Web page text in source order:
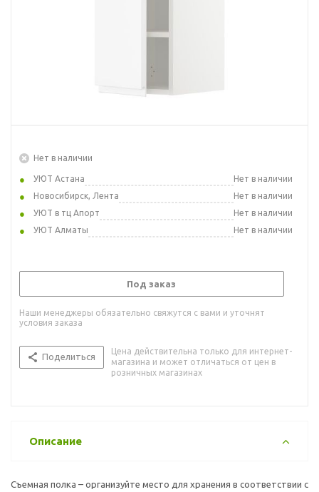
Нет в наличии
УЮТ Астана
Нет в наличии
Новосибирск, Лента
Нет в наличии
УЮТ в тц Апорт
Нет в наличии
УЮТ Алматы
Нет в наличии
Под заказ
Наши менеджеры обязательно свяжутся с вами и уточнят
условия заказа
Поделиться
Цена действительна только для интернет-
магазина и может отличаться от цен в
розничных магазинах
Описание
Съемная полка – организуйте место для хранения в соответствии с